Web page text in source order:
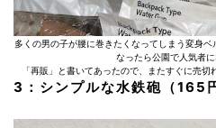
多くの男の子が腰に巻きたくなってしまう変身
なったら公園で人気者に
「再販」と書いてあったので、またすぐに売
3：シンプルな水鉄砲（165